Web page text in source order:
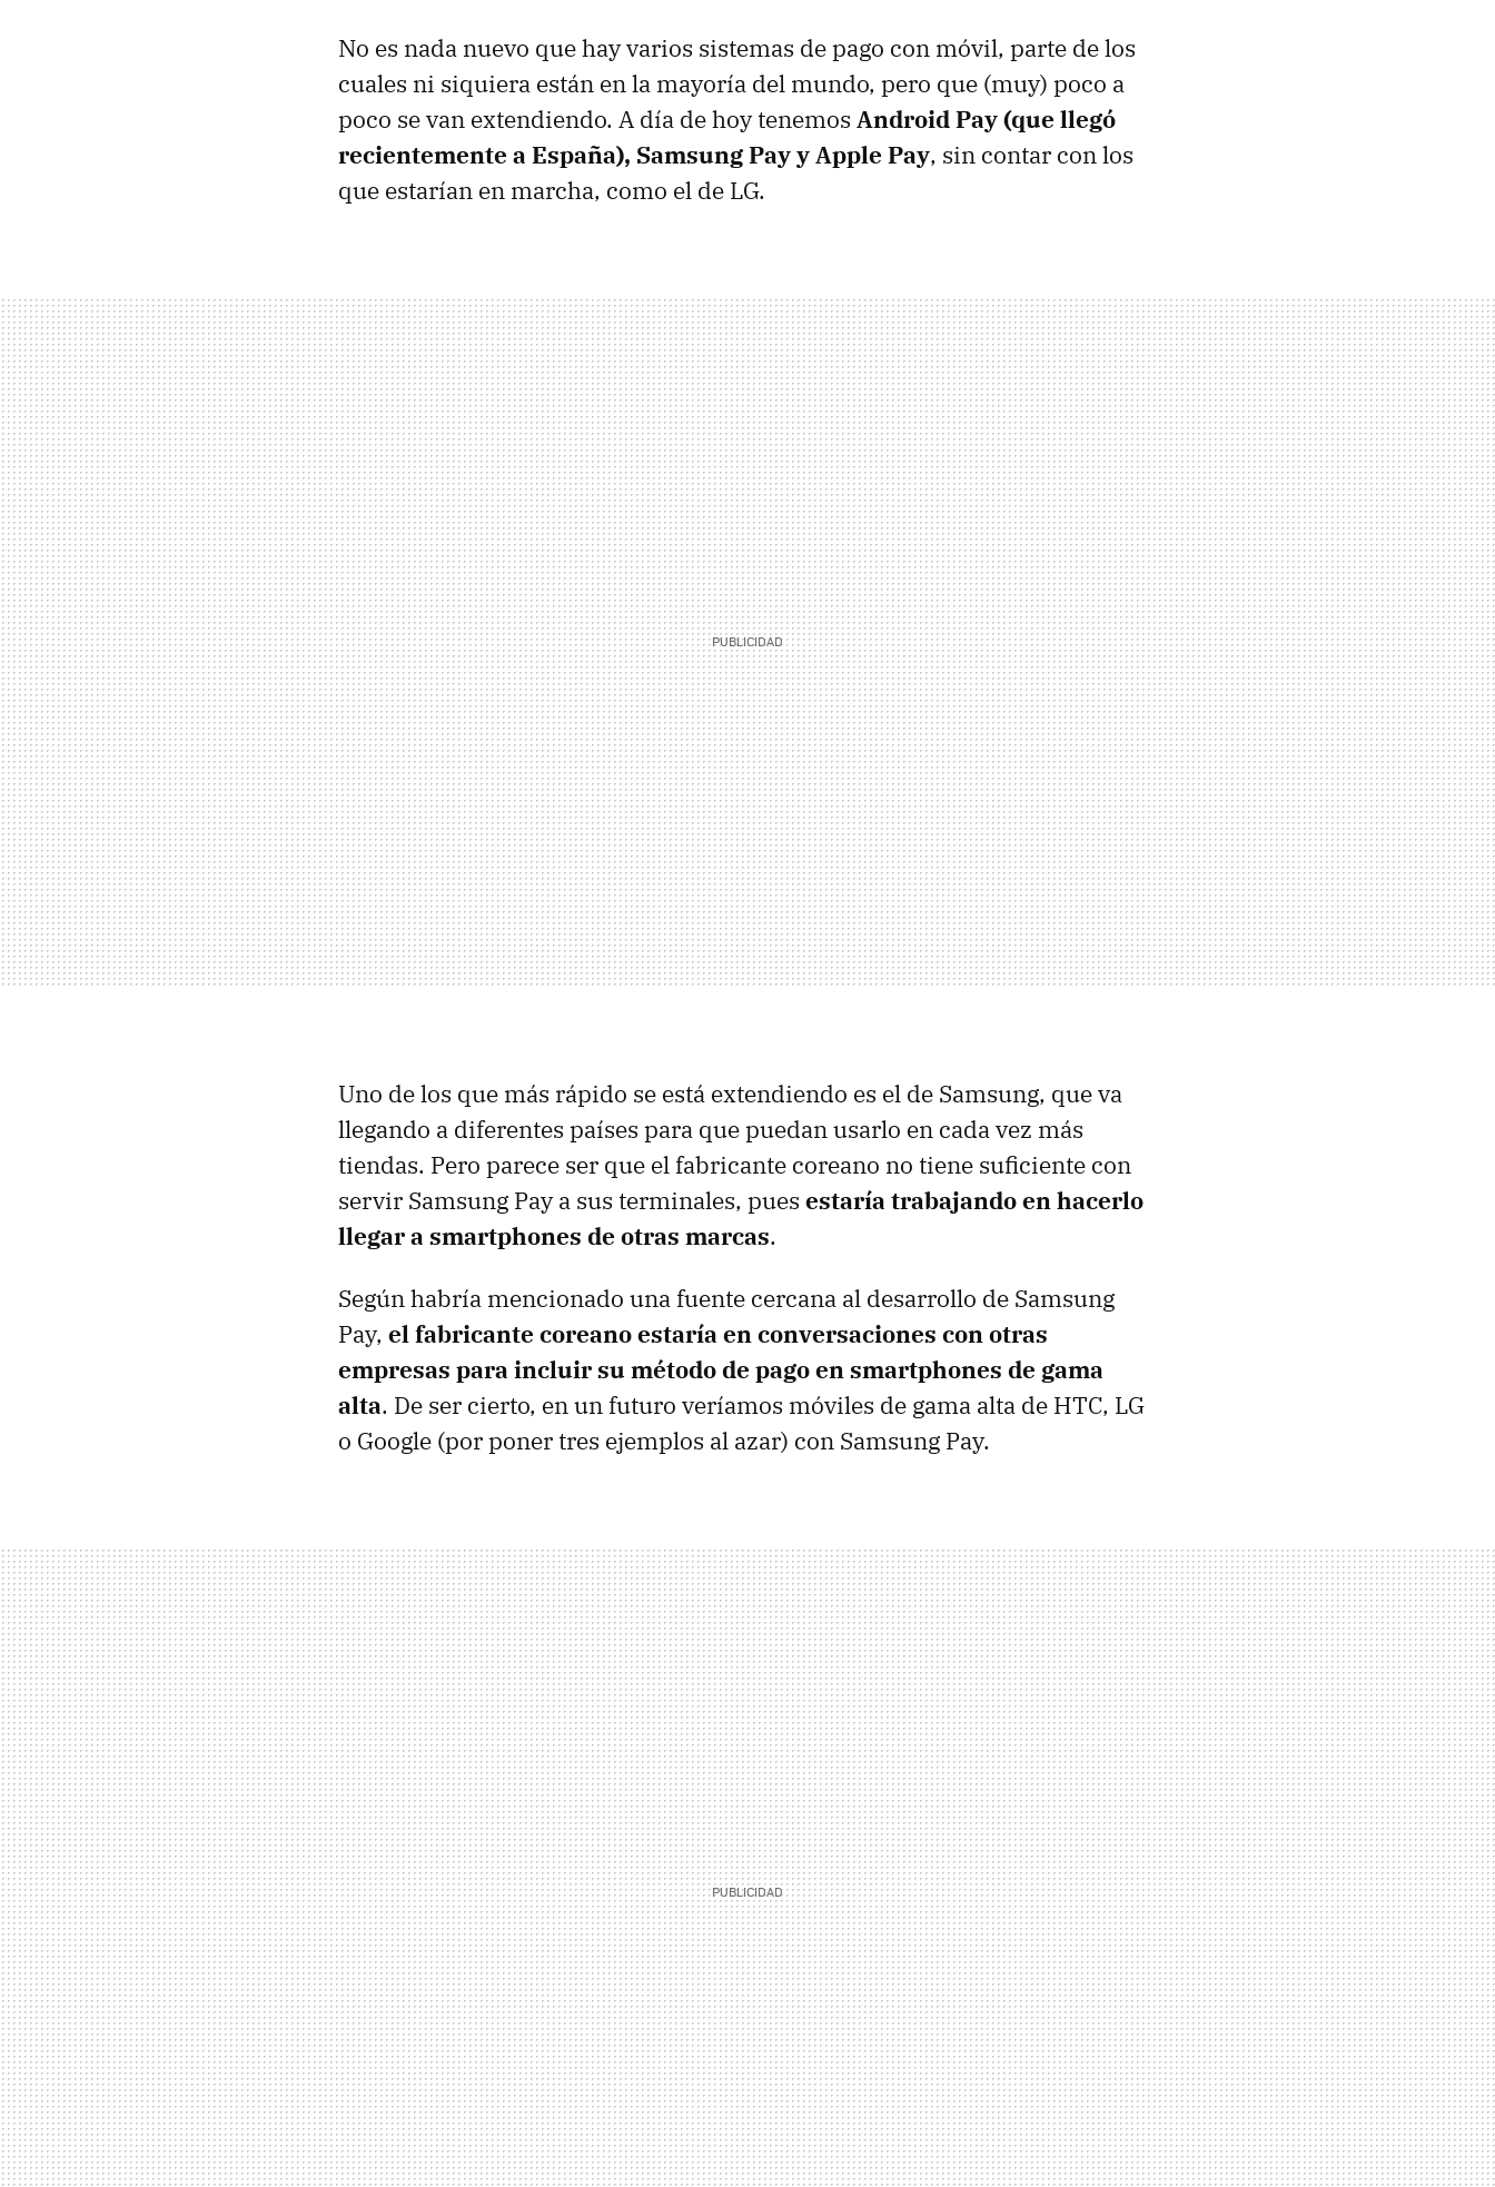
No es nada nuevo que hay varios sistemas de pago con móvil, parte de los
cuales ni siquiera están en la mayoría del mundo, pero que (muy) poco a
poco se van extendiendo. A día de hoy tenemos Android Pay (que llegó
recientemente a España), Samsung Pay y Apple Pay, sin contar con los
que estarían en marcha, como el de LG.
Uno de los que más rápido se está extendiendo es el de Samsung, que va
llegando a diferentes países para que puedan usarlo en cada vez más
tiendas. Pero parece ser que el fabricante coreano no tiene suficiente con
servir Samsung Pay a sus terminales, pues estaría trabajando en hacerlo
llegar a smartphones de otras marcas.
Según habría mencionado una fuente cercana al desarrollo de Samsung
Pay, el fabricante coreano estaría en conversaciones con otras
empresas para incluir su método de pago en smartphones de gama
alta. De ser cierto, en un futuro veríamos móviles de gama alta de HTC, LG
o Google (por poner tres ejemplos al azar) con Samsung Pay.